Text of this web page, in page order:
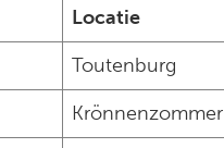
Locatie
Toutenburg
Krönnenzommer